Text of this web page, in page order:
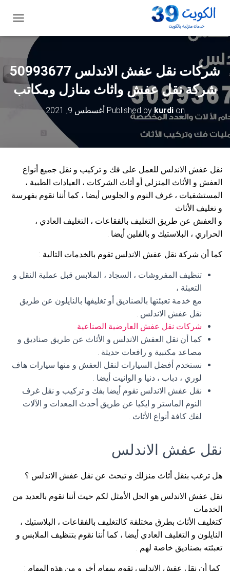
ب
ل
ا
ل
ت
شركات نقل عفش الاندلس 50993677
شركة نقل عفش واثاث منازل ومكاتب
Published by kurdion أغسطس 9, 2021
نقل عفش الاندلس للعمل على فك و تركيب و نقل جميع أنواع
العفش و الأثاث المنزلي أو أثاث الشركات ، العيادات الطبية ،
المستشفيات ، غرف النوم و الجلوس أيضا ، كما أننا نقوم بفهرسة
و تغليف الأثاث
و العفش عن طريق التغليف بالفقاعات ، التغليف العادي ،
الحراري ، البلاستيك و بالفلين أيضا .
كما أن شركة نقل عفش الاندلس تقوم بالخدمات التالية :
تنظيف المفروشات ، السجاد ، الملابس قبل عملية النقل و
التعبئة ،
مع خدمة تعبئتها بالصناديق أو تغليفها بالنايلون عن طريق
نقل عفش الاندلس .
شركات نقل عفش العارضية الصناعية
كما أن نقل العفش الاندلس و الأثاث عن طريق صناديق و
مصاعد مكتبية و رافعات حديثة .
نستخدم أفضل السيارات لنقل العفش و منها سيارات هاف
لوري ، دباب ، دنيا و الوانيت أيضا .
نقل عفش الاندلس تقوم أيضا بفك و تركيب و نقل غرف
النوم الماستر و ايكيا عن طريق أحدث المعدات و الآلات
لفك كافة أنواع الأثاث .
نقل عفش الاندلس
هل ترغب بنقل أثاث منزلك و تبحث عن نقل عفش الاندلس ؟
نقل عفش الاندلس هو الحل الأمثل لكم حيث أننا نقوم بالعديد من
الخدمات
كتغليف الأثاث بطرق مختلفة كالتغليف بالفقاعات ، البلاستيك ،
النايلون و التغليف العادي أيضا ، كما أننا نقوم بتنظيف الملابس و
تعبئته بصناديق خاصة لهم .
كما أن نقل عفش الاندلس تقوم بمهام أخر و من هذه المهام :